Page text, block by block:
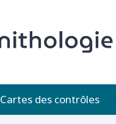
Cartes des contrôles